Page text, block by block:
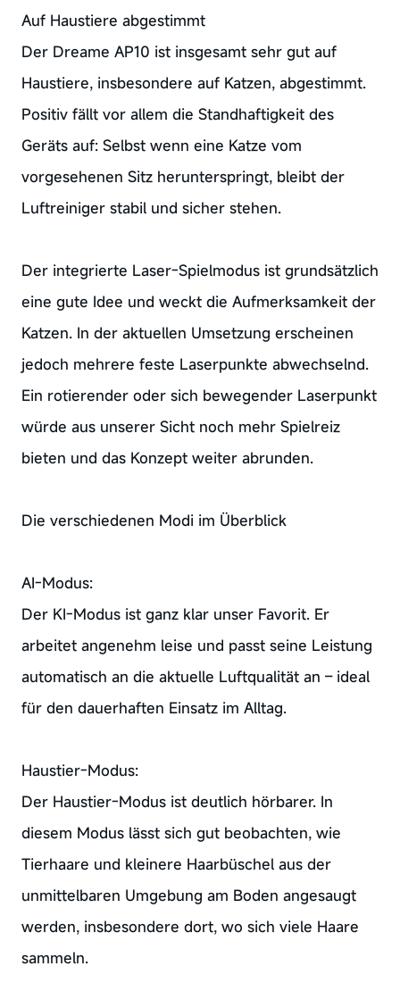
Auf Haustiere abgestimmt
Der Dreame AP10 ist insgesamt sehr gut auf
Haustiere, insbesondere auf Katzen, abgestimmt.
Positiv fällt vor allem die Standhaftigkeit des
Geräts auf: Selbst wenn eine Katze vom
vorgesehenen Sitz herunterspringt, bleibt der
Luftreiniger stabil und sicher stehen.
Der integrierte Laser-Spielmodus ist grundsätzlich
eine gute Idee und weckt die Aufmerksamkeit der
Katzen. In der aktuellen Umsetzung erscheinen
jedoch mehrere feste Laserpunkte abwechselnd.
Ein rotierender oder sich bewegender Laserpunkt
würde aus unserer Sicht noch mehr Spielreiz
bieten und das Konzept weiter abrunden.
Die verschiedenen Modi im Überblick
AI-Modus:
Der KI-Modus ist ganz klar unser Favorit. Er
arbeitet angenehm leise und passt seine Leistung
automatisch an die aktuelle Luftqualität an – ideal
für den dauerhaften Einsatz im Alltag.
Haustier-Modus:
Der Haustier-Modus ist deutlich hörbarer. In
diesem Modus lässt sich gut beobachten, wie
Tierhaare und kleinere Haarbüschel aus der
unmittelbaren Umgebung am Boden angesaugt
werden, insbesondere dort, wo sich viele Haare
sammeln.